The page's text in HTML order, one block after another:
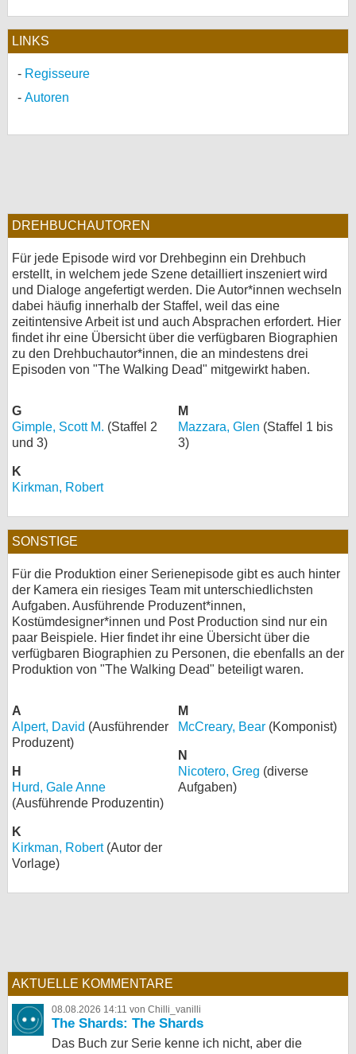
LINKS
Regisseure
Autoren
DREHBUCHAUTOREN
Für jede Episode wird vor Drehbeginn ein Drehbuch
erstellt, in welchem jede Szene detailliert inszeniert wird
und Dialoge angefertigt werden. Die Autor*innen wechseln
dabei häufig innerhalb der Staffel, weil das eine
zeitintensive Arbeit ist und auch Absprachen erfordert. Hier
findet ihr eine Übersicht über die verfügbaren Biographien
zu den Drehbuchautor*innen, die an mindestens drei
Episoden von "The Walking Dead" mitgewirkt haben.
G
Gimple, Scott M. (Staffel 2
und 3)
K
Kirkman, Robert
M
Mazzara, Glen (Staffel 1 bis
3)
SONSTIGE
Für die Produktion einer Serienepisode gibt es auch hinter
der Kamera ein riesiges Team mit unterschiedlichsten
Aufgaben. Ausführende Produzent*innen,
Kostümdesigner*innen und Post Production sind nur ein
paar Beispiele. Hier findet ihr eine Übersicht über die
verfügbaren Biographien zu Personen, die ebenfalls an der
Produktion von "The Walking Dead" beteiligt waren.
A
Alpert, David (Ausführender
Produzent)
H
Hurd, Gale Anne
(Ausführende Produzentin)
K
Kirkman, Robert(Autor der
Vorlage)
M
McCreary, Bear (Komponist)
N
Nicotero, Greg (diverse
Aufgaben)
AKTUELLE KOMMENTARE
08.08.2026 14:11 von Chilli_vanilli
The Shards: The Shards
Das Buch zur Serie kenne ich nicht, aber die